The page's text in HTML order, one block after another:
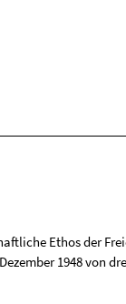
Ethos der
1948 von